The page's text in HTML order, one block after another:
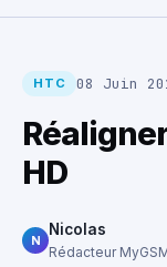
HTC 08 Juin
HD
N
Nicolas
Rédacteur